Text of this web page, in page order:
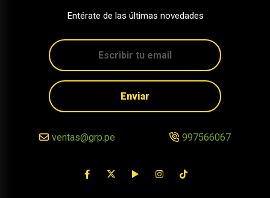
Entérate de las últimas novedades
Enviar
ventas@grp.pe 997566067